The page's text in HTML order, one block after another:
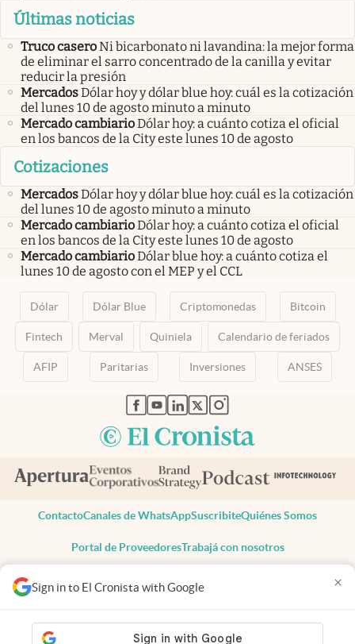
Sign in to El Cronista with Google ×
Últimas noticias
Truco caseroNi bicarbonato ni lavandina: la mejor forma
de eliminar el sarro concentrado de la canilla y evitar
reducir la presión
MercadosDólar hoy y dólar blue hoy: cuál es la cotización
del lunes 10 de agosto minuto a minuto
Mercado cambiarioDólar hoy: a cuánto cotiza el oficial
en los bancos de la City este lunes 10 de agosto
Cotizaciones
MercadosDólar hoy y dólar blue hoy: cuál es la cotización
del lunes 10 de agosto minuto a minuto
Mercado cambiarioDólar hoy: a cuánto cotiza el oficial
en los bancos de la City este lunes 10 de agosto
Mercado cambiarioDólar blue hoy: a cuánto cotiza el
lunes 10 de agosto con el MEP y el CCL
Dólar Dólar Blue Criptomonedas Bitcoin
Fintech Merval Quiniela Calendario de feriados
AFIP Paritarias Inversiones ANSES
abre en nueva pestaña
abre en nueva pestaña
abre en nueva pestaña
abre en nueva pestaña
abre en nueva pestaña
ContactoCanales de WhatsAppSuscribiteQuiénes Somos
Portal de ProveedoresTrabajá con nosotros
Todos los derechos reservados
Privacidad
Consentimiento